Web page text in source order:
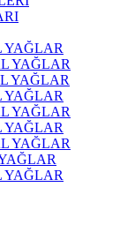
YAĞLAR
YAĞLAR
YAĞLAR
YAĞLAR
YAĞLAR
YAĞLAR
YAĞLAR
YAĞLAR